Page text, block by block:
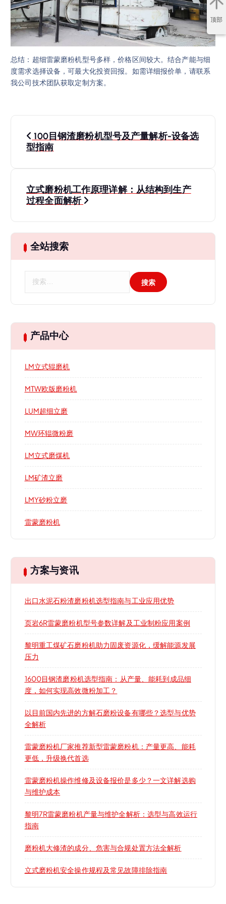
总结：超细雷蒙磨粉机型号多样，价格区间较大。结合产能与细
度需求选择设备，可最大化投资回报。如需详细报价单，请联系
我公司技术团队获取定制方案。
文
章
航
100目钢渣磨粉机型号及产量解析-设备选
型指南
立式磨粉机工作原理详解：从结构到生产
过程全面解析
全站搜索
产品中心
LM立式辊磨机
MTW欧版磨粉机
LUM超细立磨
MW环辊微粉磨
LM立式磨煤机
LM矿渣立磨
LMY砂粉立磨
雷蒙磨粉机
方案与资讯
出口水泥石粉渣磨粉机选型指南与工业应用优势
页岩6R雷蒙磨粉机型号参数详解及工业制粉应用案例
黎明重工煤矿石磨粉机助力固废资源化，缓解能源发展
压力
1600目钢渣磨粉机选型指南：从产量、能耗到成品细
度，如何实现高效微粉加工？
以目前国内先进的方解石磨粉设备有哪些？选型与优势
全解析
雷蒙磨粉机厂家推荐新型雷蒙磨粉机：产量更高、能耗
更低，升级换代首选
雷蒙磨粉机操作维修及设备报价是多少？一文详解选购
与维护成本
黎明7R雷蒙磨粉机产量与维护全解析：选型与高效运行
指南
磨粉机大修渣的成分、危害与合规处置方法全解析
立式磨粉机安全操作规程及常见故障排除指南
顶部